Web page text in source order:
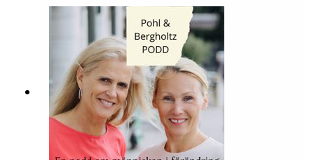
och synpunkter om avsnittet till oss på Instagram
@tranahjarnan och @insightcompetence